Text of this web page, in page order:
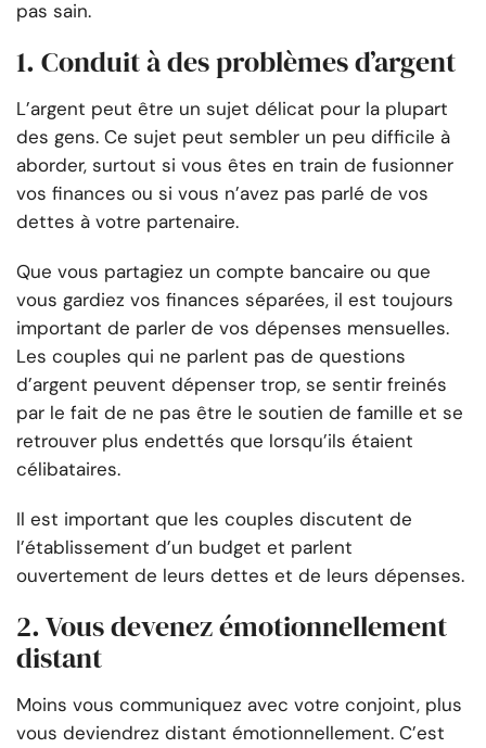
pas sain.
1. Conduit à des problèmes d’argent
L’argent peut être un sujet délicat pour la plupart
des gens. Ce sujet peut sembler un peu difficile à
aborder, surtout si vous êtes en train de fusionner
vos finances ou si vous n’avez pas parlé de vos
dettes à votre partenaire.
Que vous partagiez un compte bancaire ou que
vous gardiez vos finances séparées, il est toujours
important de parler de vos dépenses mensuelles.
Les couples qui ne parlent pas de questions
d’argent peuvent dépenser trop, se sentir freinés
par le fait de ne pas être le soutien de famille et se
retrouver plus endettés que lorsqu’ils étaient
célibataires.
Il est important que les couples discutent de
l’établissement d’un budget et parlent
ouvertement de leurs dettes et de leurs dépenses.
2. Vous devenez émotionnellement
distant
Moins vous communiquez avec votre conjoint, plus
vous deviendrez distant émotionnellement. C’est